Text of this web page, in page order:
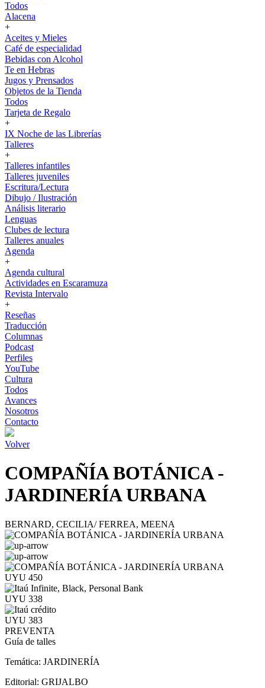
Todos
Alacena
+
Aceites y Mieles
Café de especialidad
Bebidas con Alcohol
Te en Hebras
Jugos y Prensados
Objetos de la Tienda
Todos
Tarjeta de Regalo
+
IX Noche de las Librerías
Talleres
+
Talleres infantiles
Talleres juveniles
Escritura/Lectura
Dibujo / Ilustración
Análisis literario
Lenguas
Clubes de lectura
Talleres anuales
Agenda
+
Agenda cultural
Actividades en Escaramuza
Revista Intervalo
+
Reseñas
Traducción
Columnas
Podcast
Perfiles
YouTube
Cultura
Todos
Avances
Nosotros
Contacto
Volver
COMPAÑÍA BOTÁNICA -
JARDINERÍA URBANA
BERNARD, CECILIA/ FERREA, MEENA
UYU 450
UYU 338
UYU 383
PREVENTA
Guía de talles
Temática: JARDINERÍA
Editorial: GRIJALBO